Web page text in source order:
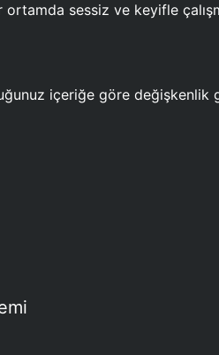
sessiz ve keyifle
içeriğe göre değişkenlik